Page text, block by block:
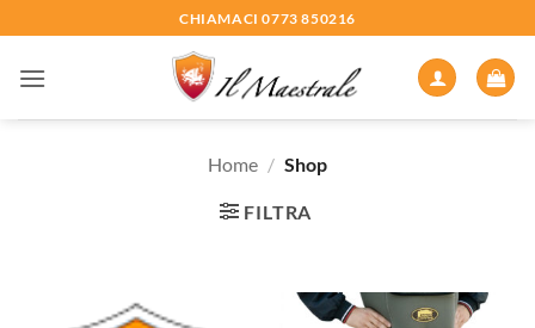
ai
contenuti
CHIAMACI 0773 850216
Home / Shop
FILTRA